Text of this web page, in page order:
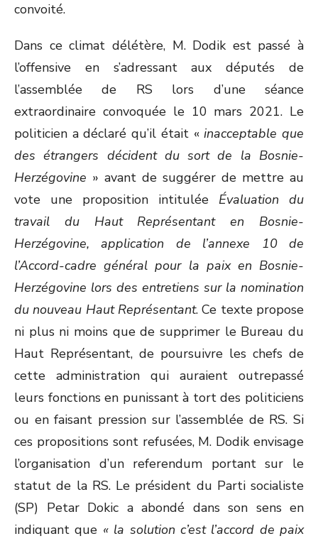
convoité.
Dans ce climat délétère, M. Dodik est passé à
l’offensive en s’adressant aux députés de
l’assemblée de RS lors d’une séance
extraordinaire convoquée le 10 mars 2021. Le
politicien a déclaré qu’il était «inacceptable que
des étrangers décident du sort de la Bosnie-
Herzégovine » avant de suggérer de mettre au
vote une proposition intitulée Évaluation du
travail du Haut Représentant en Bosnie-
Herzégovine, application de l’annexe 10 de
l’Accord-cadre général pour la paix en Bosnie-
Herzégovine lors des entretiens sur la nomination
du nouveau Haut Représentant. Ce texte propose
ni plus ni moins que de supprimer le Bureau du
Haut Représentant, de poursuivre les chefs de
cette administration qui auraient outrepassé
leurs fonctions en punissant à tort des politiciens
ou en faisant pression sur l’assemblée de RS. Si
ces propositions sont refusées, M. Dodik envisage
l’organisation d’un referendum portant sur le
statut de la RS. Le président du Parti socialiste
(SP) Petar Dokic a abondé dans son sens en
indiquant que « la solution c’est l’accord de paix